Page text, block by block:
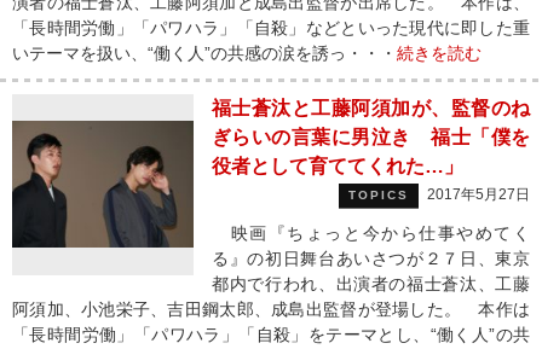
「長時間労働」「パワハラ」「自殺」などといった現代に即した重
いテーマを扱い、“働く人”の共感の涙を誘っ・・・ 続きを読む
福士蒼汰と工藤阿須加が、監督のね
ぎらいの言葉に男泣き 福士「僕を
役者として育ててくれた…」
TOPICS 2017年5月27日
映画『ちょっと今から仕事やめてく
る』の初日舞台あいさつが２７日、東京
都内で行われ、出演者の福士蒼汰、工藤
阿須加、小池栄子、吉田鋼太郎、成島出監督が登場した。 本作は
「長時間労働」「パワハラ」「自殺」をテーマとし、“働く人”の共